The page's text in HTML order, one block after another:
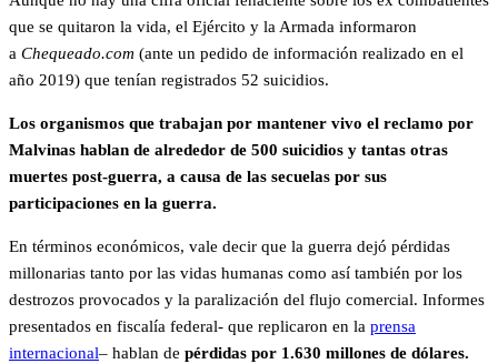
que se quitaron la vida, el Ejército y la Armada informaron
a Chequeado.com (ante un pedido de información realizado en el
año 2019) que tenían registrados 52 suicidios.
Los organismos que trabajan por mantener vivo el reclamo por
Malvinas hablan de alrededor de 500 suicidios y tantas otras
muertes post-guerra, a causa de las secuelas por sus
participaciones en la guerra.
En términos económicos, vale decir que la guerra dejó pérdidas
millonarias tanto por las vidas humanas como así también por los
destrozos provocados y la paralización del flujo comercial. Informes
presentados en fiscalía federal- que replicaron en la prensa
internacional– hablan de pérdidas por 1.630 millones de dólares.